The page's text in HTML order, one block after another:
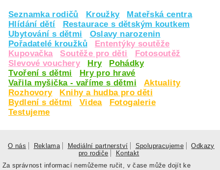
Seznamka rodičů Kroužky
Mateřská centra
Hlídání dětí
Restaurace s dětským koutkem
Ubytování s dětmi
Oslavy narozenin
Pořadatelé kroužků
Ententýky soutěže
Kupovačka
Soutěže pro děti
Fotosoutěž
Slevové vouchery
Hry
Pohádky
Tvoření s dětmi
Hry pro hravé
Vařila myšička - vaříme s dětmi
Aktuality
Rozhovory
Knihy a hudba pro děti
Bydlení s dětmi
Videa
Fotogalerie
Testujeme
O nás Reklama Mediální partnerství Spolupracujeme
Odkazy
pro rodiče
Kontakt
Za správnost informací nemůžeme ručit, v čase může dojít ke